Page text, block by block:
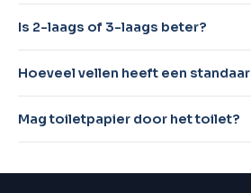
Is 2-laags of 3-laags beter?
Hoeveel vellen heeft een
Mag toiletpapier door het toilet?